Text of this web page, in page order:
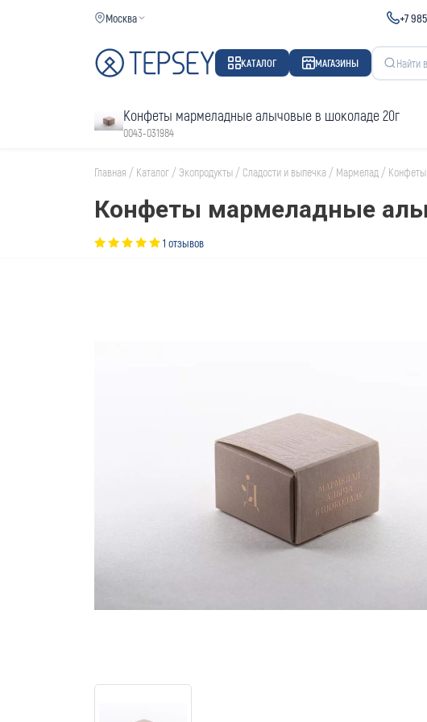
Москва +7
КАТАЛОГ МАГАЗИНЫ
Конфеты мармеладные алычовые в шоколаде 20г
0043-031984
Главная / Каталог /Экопродукты / Сладости и выпечка / Мармелад /
Конфеты мармеладные
1 отзывов